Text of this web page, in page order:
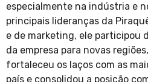
especialmente na indústria e
principais lideranças da
e de marketing, ele participou
da empresa para novas
fortaleceu os laços com as
país e consolidou a posição